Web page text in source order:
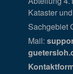
Kataster
Sachgebiet
Mail: